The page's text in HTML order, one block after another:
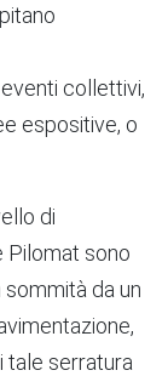
collettivi,
espositive, o
di
Pilomat sono
da un
tale serratura